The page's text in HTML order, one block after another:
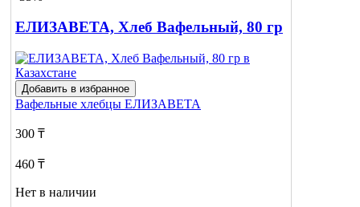
ЕЛИЗАВЕТА, Хлеб Вафельный, 80 гр
Добавить в избранное
Вафельные хлебцы ЕЛИЗАВЕТА
300 ₸
460 ₸
Нет в наличии